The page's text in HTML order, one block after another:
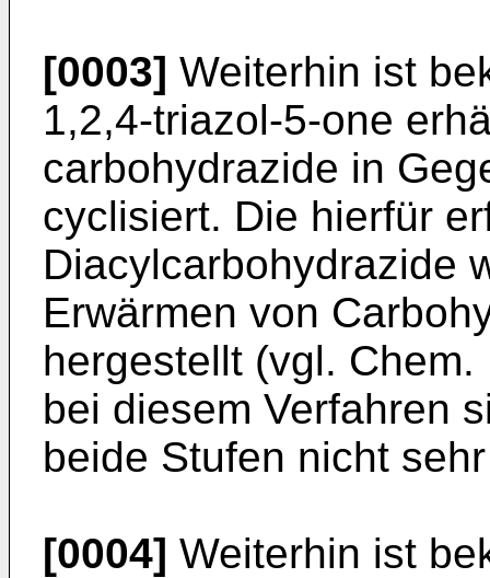
[0003] Weiterhin ist
1,2,4-triazol-5-­one
carbohydrazide in
cyclisiert. Die hierfür
Diacylcarbohydrazide
Erwärmen von
hergestellt (vgl.
bei diesem Ver­fahren
beide Stufen nicht
[0004] Weiterhin ist